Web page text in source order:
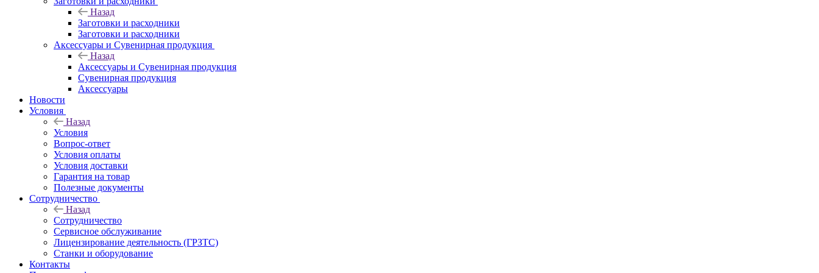
Назад
Заготовки и расходники
Заготовки и расходники
Аксессуары и Сувенирная продукция
Назад
Аксессуары и Сувенирная продукция
Сувенирная продукция
Аксессуары
Новости
Условия
Назад
Условия
Вопрос-ответ
Условия оплаты
Условия доставки
Гарантия на товар
Полезные документы
Сотрудничество
Назад
Сотрудничество
Сервисное обслуживание
Лицензирование деятельность (ГРЗТС)
Станки и оборудование
Контакты